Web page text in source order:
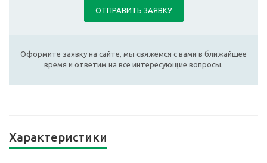
ОТПРАВИТЬ ЗАЯВКУ
Оформите заявку на сайте, мы свяжемся с вами в ближайшее
время и ответим на все интересующие вопросы.
Характеристики